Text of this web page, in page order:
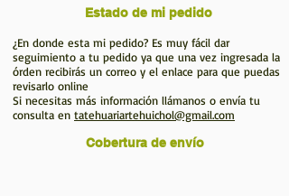
Estado de mi pedido
¿En donde esta mi pedido? Es muy fácil dar
seguimiento a tu pedido ya que una vez ingresada la
órden recibirás un correo y el enlace para que puedas
revisarlo online
Si necesitas más información llámanos o envía tu
consulta en tatehuariartehuichol@gmail.com
Cobertura de envío